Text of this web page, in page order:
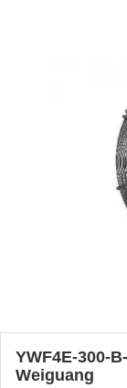
YWF4E-300-
Weiguang